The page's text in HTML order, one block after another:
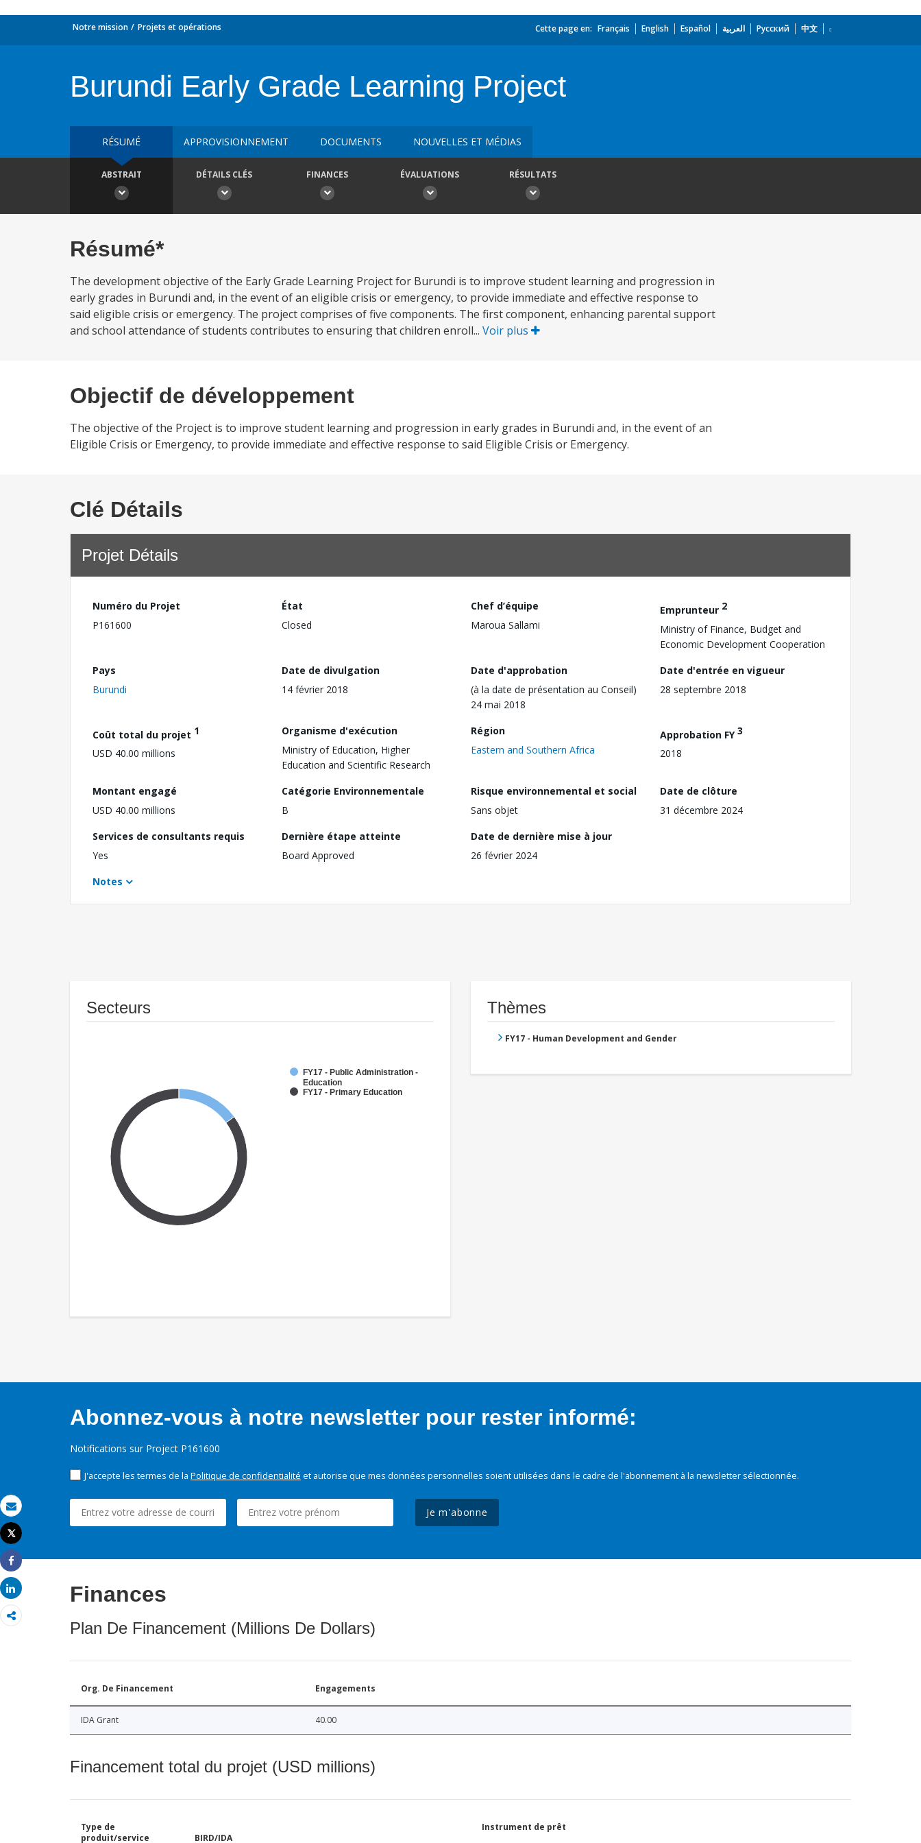
Email
Imprimer
Tweet
Share
Share
Notre mission Projets et opérations Cette page en: Français English Español العربية Русский 中文
Burundi Early Grade Learning Project
RÉSUMÉ APPROVISIONNEMENT DOCUMENTS NOUVELLES ET MÉDIAS
ABSTRAIT DÉTAILS CLÉS FINANCES ÉVALUATIONS RÉSULTATS
Résumé*
The development objective of the Early Grade Learning Project for Burundi is to improve student learning and progression in
early grades in Burundi and, in the event of an eligible crisis or emergency, to provide immediate and effective response to
said eligible crisis or emergency. The project comprises of five components. The first component, enhancing parental support
and school attendance of students contributes to ensuring that children enroll... Voir plus
Objectif de développement
The objective of the Project is to improve student learning and progression in early grades in Burundi and, in the event of an
Eligible Crisis or Emergency, to provide immediate and effective response to said Eligible Crisis or Emergency.
Clé Détails
Projet Détails
Numéro du Projet
P161600
État
Closed
Chef d’équipe
Maroua Sallami
Emprunteur 2
Ministry of Finance, Budget and
Economic Development Cooperation
Pays
Burundi
Date de divulgation
14 février 2018
Date d'approbation
(à la date de présentation au Conseil)
24 mai 2018
Date d'entrée en vigueur
28 septembre 2018
Coût total du projet 1
USD 40.00 millions
Organisme d'exécution
Ministry of Education, Higher
Education and Scientific Research
Région
Eastern and Southern Africa
Approbation FY3
2018
Montant engagé
USD 40.00 millions
Catégorie Environnementale
B
Risque environnemental et social
Sans objet
Date de clôture
31 décembre 2024
Services de consultants requis
Yes
Dernière étape atteinte
Board Approved
Date de dernière mise à jour
26 février 2024
Notes
Secteurs
FY17 - Public Administration -
Education
FY17 - Primary Education
Thèmes
FY17 - Human Development and Gender
Abonnez-vous à notre newsletter pour rester informé:
Notifications sur Project P161600
J'accepte les termes de la Politique de confidentialité et autorise que mes données personnelles soient utilisées dans le cadre de l'abonnement à la newsletter sélectionnée.
Je m'abonne
Finances
Plan De Financement (Millions De Dollars)
Org. De Financement Engagements
IDA Grant 40.00
Financement total du projet (USD millions)
Type de
produit/service
BIRD/IDA
Instrument de prêt